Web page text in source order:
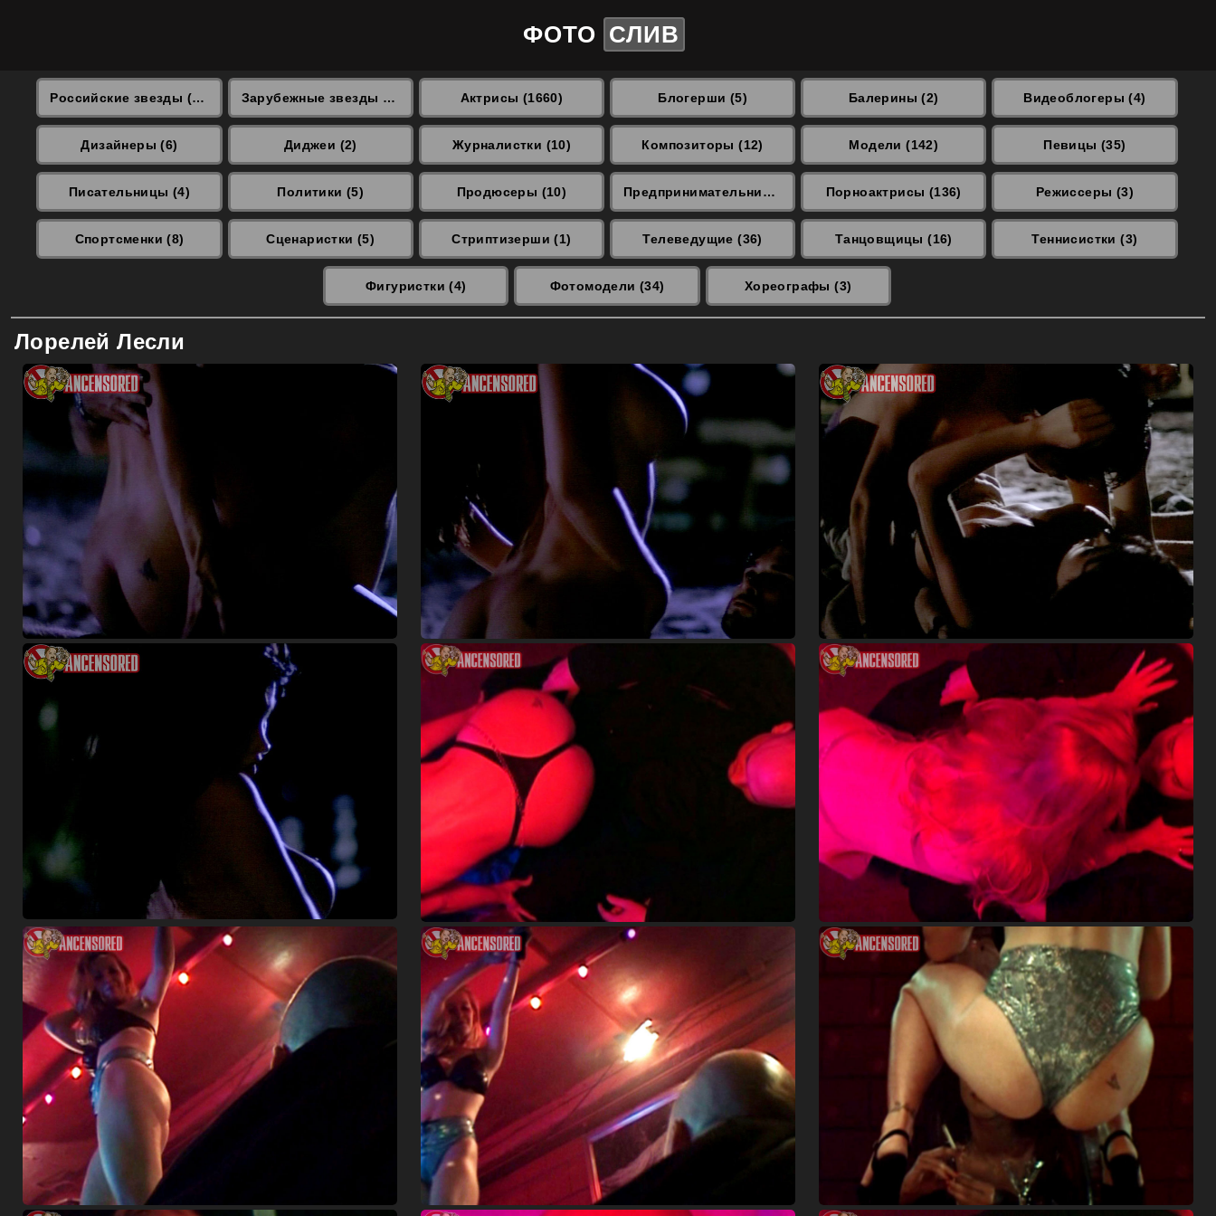
ФОТО СЛИВ
Российские звезды (871) Зарубежные звезды (9386) Актрисы (1660) Блогерши (5) Балерины (2) Видеоблогеры (4)
Дизайнеры (6) Диджеи (2) Журналистки (10) Композиторы (12) Модели (142) Певицы (35)
Писательницы (4) Политики (5) Продюсеры (10) Предпринимательницы (3) Порноактрисы (136) Режиссеры (3)
Спортсменки (8) Сценаристки (5) Стриптизерши (1) Телеведущие (36) Танцовщицы (16) Теннисистки (3)
Фигуристки (4) Фотомодели (34) Хореографы (3)
Лорелей Лесли